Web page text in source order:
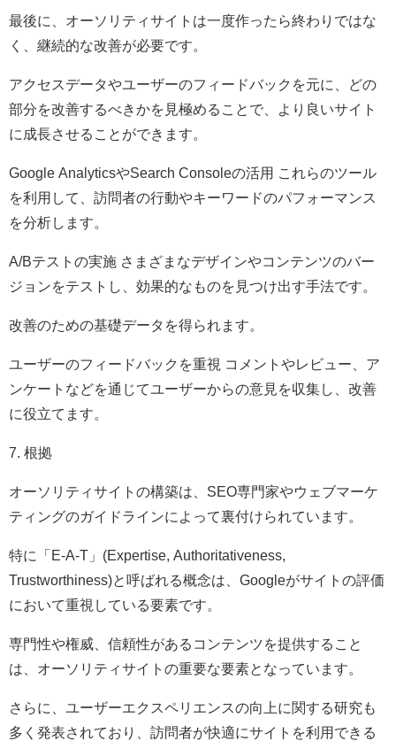
最後に、オーソリティサイトは一度作ったら終わりではな
く、継続的な改善が必要です。
アクセスデータやユーザーのフィードバックを元に、どの
部分を改善するべきかを見極めることで、より良いサイト
に成長させることができます。
Google AnalyticsやSearch Consoleの活用 これらのツール
を利用して、訪問者の行動やキーワードのパフォーマンス
を分析します。
A/Bテストの実施 さまざまなデザインやコンテンツのバー
ジョンをテストし、効果的なものを見つけ出す手法です。
改善のための基礎データを得られます。
ユーザーのフィードバックを重視 コメントやレビュー、ア
ンケートなどを通じてユーザーからの意見を収集し、改善
に役立てます。
7. 根拠
オーソリティサイトの構築は、SEO専門家やウェブマーケ
ティングのガイドラインによって裏付けられています。
特に「E-A-T」(Expertise, Authoritativeness,
Trustworthiness)と呼ばれる概念は、Googleがサイトの評価
において重視している要素です。
専門性や権威、信頼性があるコンテンツを提供すること
は、オーソリティサイトの重要な要素となっています。
さらに、ユーザーエクスペリエンスの向上に関する研究も
多く発表されており、訪問者が快適にサイトを利用できる